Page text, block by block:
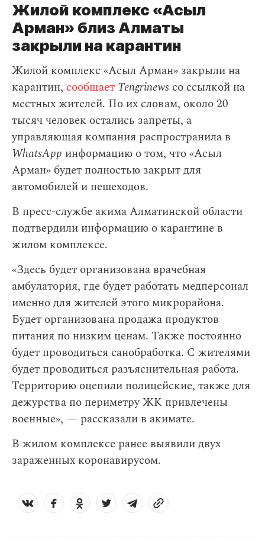
Жилой комплекс «Асыл
Арман» близ Алматы
закрыли на карантин
Жилой комплекс «Асыл Арман» закрыли на
карантин, сообщает Tengrinews со ссылкой на
местных жителей. По их словам, около 20
тысяч человек остались запреты, а
управляющая компания распространила в
WhatsApp информацию о том, что «Асыл
Арман» будет полностью закрыт для
автомобилей и пешеходов.
В пресс-службе акима Алматинской области
подтвердили информацию о карантине в
жилом комплексе.
«Здесь будет организована врачебная
амбулатория, где будет работать медперсонал
именно для жителей этого микрорайона.
Будет организована продажа продуктов
питания по низким ценам. Также постоянно
будет проводиться санобработка. С жителями
будет проводиться разъяснительная работа.
Территорию оцепили полицейские, также для
дежурства по периметру ЖК привлечены
военные», — рассказали в акимате.
В жилом комплексе ранее выявили двух
зараженных коронавирусом.